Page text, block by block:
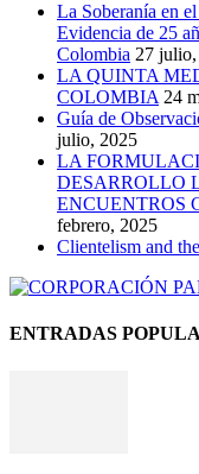
La Soberanía en
Evidencia de 25
Colombia 27
LA QUINTA
COLOMBIA 24
Guía de
julio, 2025
LA
DESARROLLO
ENCUENTROS
febrero, 2025
Clientelism and
ENTRADAS